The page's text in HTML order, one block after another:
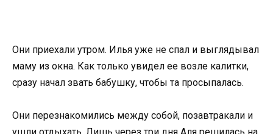
Они приехали утром. Илья уже не спал и выглядывал
маму из окна. Как только увидел ее возле калитки,
сразу начал звать бабушку, чтобы та просыпалась.
Они перезнакомились между собой, позавтракали и